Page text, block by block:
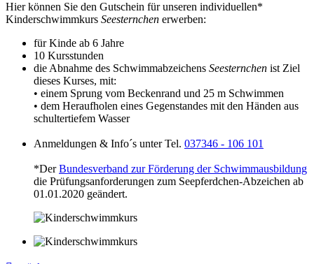
Hier können Sie den Gutschein für unseren individuellen*
Kinderschwimmkurs Seesternchen erwerben:
für Kinde ab 6 Jahre
10 Kursstunden
die Abnahme des Schwimmabzeichens Seesternchen ist Ziel
dieses Kurses, mit:
• einem Sprung vom Beckenrand und 25 m Schwimmen
• dem Heraufholen eines Gegenstandes mit den Händen aus
schultertiefem Wasser
Anmeldungen & Info´s unter Tel. 037346 - 106 101
*Der Bundesverband zur Förderung der Schwimmausbildung
die Prüfungsanforderungen zum Seepferdchen-Abzeichen ab
01.01.2020 geändert.